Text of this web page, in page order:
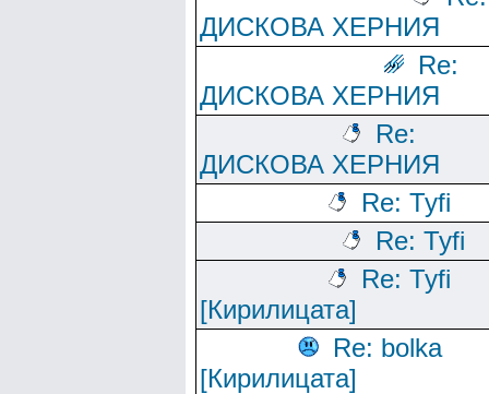
ДИСКОВА ХЕРНИЯ
Re:
ДИСКОВА ХЕРНИЯ
Re:
ДИСКОВА ХЕРНИЯ
Re: Tyfi
Re: Tyfi
Re: Tyfi
[Кирилицата]
Re: bolka
[Кирилицата]